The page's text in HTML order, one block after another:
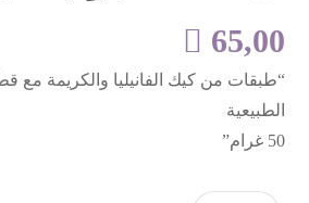
 65,00
“طبقات من كيك الفانيليا والكريمة مع
الطبيعية
50 غرام”